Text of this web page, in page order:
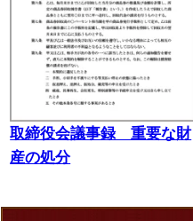
取締役会議事録 重要な財
産の処分